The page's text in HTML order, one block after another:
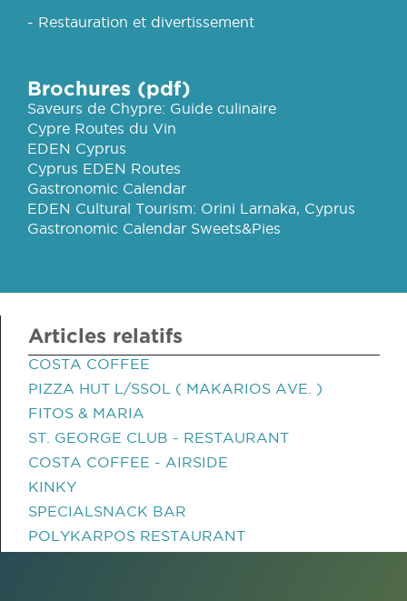
- Restauration et divertissement
Brochures (pdf)
Saveurs de Chypre: Guide culinaire
Cypre Routes du Vin
EDEN Cyprus
Cyprus EDEN Routes
Gastronomic Calendar
EDEN Cultural Tourism: Orini Larnaka, Cyprus
Gastronomic Calendar Sweets&Pies
Articles relatifs
COSTA COFFEE
PIZZA HUT L/SSOL ( MAKARIOS AVE. )
FITOS & MARIA
ST. GEORGE CLUB - RESTAURANT
COSTA COFFEE - AIRSIDE
KINKY
SPECIALSNACK BAR
POLYKARPOS RESTAURANT